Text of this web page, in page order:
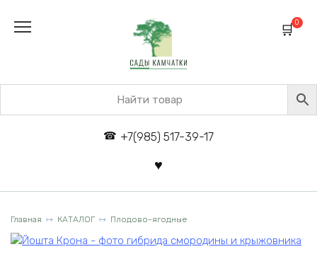
+7(985) 517-39-17
0
Главная КАТАЛОГ Плодово-ягодные